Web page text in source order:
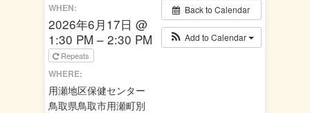
Back to Calendar
Add to Calendar
WHEN:
2026年6月17日 @
1:30 PM – 2:30 PM
Repeats
WHERE:
用瀬地区保健センター
鳥取県鳥取市用瀬町別